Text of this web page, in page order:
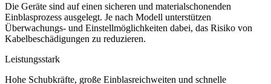
Die Geräte sind auf einen sicheren und materialschonenden
Einblasprozess ausgelegt. Je nach Modell unterstützen
Überwachungs- und Einstellmöglichkeiten dabei, das Risiko von
Kabelbeschädigungen zu reduzieren.
Leistungsstark
Hohe Schubkräfte, große Einblasreichweiten und schnelle